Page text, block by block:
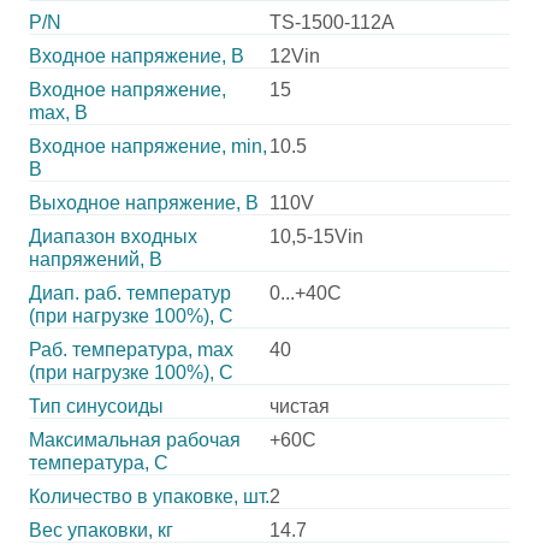
P/N
TS-1500-112A
Входное напряжение, В
12Vin
Входное напряжение,
max, В
15
Входное напряжение, min,
В
10.5
Выходное напряжение, В
110V
Диапазон входных
напряжений, В
10,5-15Vin
Диап. раб. температур
(при нагрузке 100%), C
0...+40C
Раб. температура, max
(при нагрузке 100%), C
40
Тип синусоиды
чистая
Максимальная рабочая
температура, C
+60C
Количество в упаковке, шт.2
Вес упаковки, кг
14.7